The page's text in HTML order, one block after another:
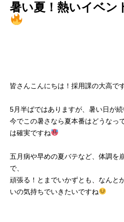
暑い夏！熱いイベン
皆さんこんにちは！採用課の大高で
5月半ばではありますが、暑い日が
今でこの暑さなら夏本番はどうな
は確実ですね
五月病や早めの夏バテなど、体調を
で、
頑張る！とまでいかずとも、なんと
いの気持ちでいきたいですね